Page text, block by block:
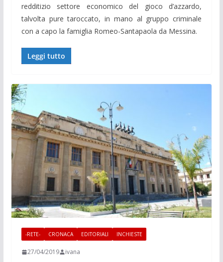
redditizio settore economico del gioco d’azzardo,
talvolta pure taroccato, in mano al gruppo criminale
con a capo la famiglia Romeo-Santapaola da Messina.
Leggi tutto
-RETE- CRONACA EDITORIALI INCHIESTE
27/04/2019 ivana